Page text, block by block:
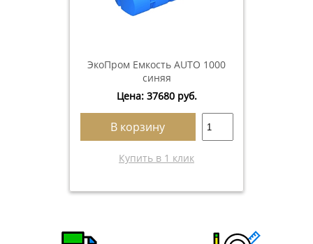
ЭкоПром Емкость AUTO 1000
синяя
Цена: 37680 руб.
В корзину
Купить в 1 клик